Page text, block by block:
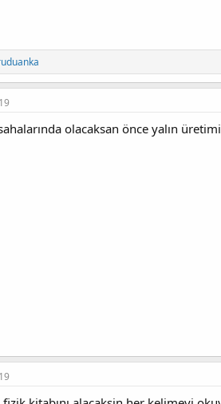
olacaksan önce yalın